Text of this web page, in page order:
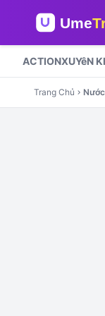
ACTIONXUYêN
Trang Chủ chevron_right